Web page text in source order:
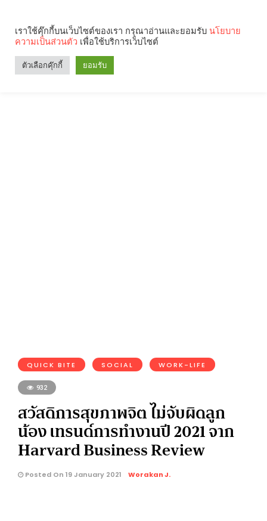
QUICK BITE SOCIAL WORK-LIFE
932
สวัสดิการสุขภาพจิต ไม่จับผิดลูก
น้อง เทรนด์การทำงานปี 2021 จาก
Harvard Business Review
Posted On 19 January 2021 Worakan J.
เราใช้คุ๊กกี้บนเว็บไซต์ของเรา กรุณาอ่านและยอมรับ นโยบาย
ความเป็นส่วนตัว เพื่อใช้บริการเว็บไซต์
ตัวเลือกคุ๊กกี้ ยอมรับ